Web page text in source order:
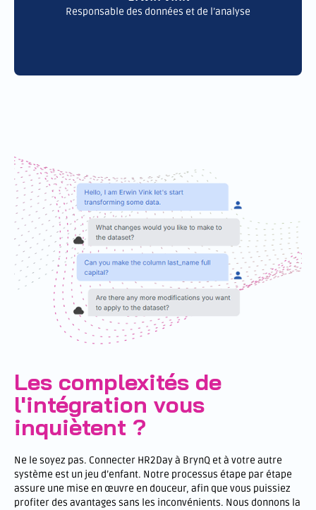
Responsable des données et de l’analyse
Les complexités de
l'intégration vous
inquiètent ?
Ne le soyez pas. Connecter HR2Day à BrynQ et à votre autre
système est un jeu d’enfant. Notre processus étape par étape
assure une mise en œuvre en douceur, afin que vous puissiez
profiter des avantages sans les inconvénients. Nous donnons la